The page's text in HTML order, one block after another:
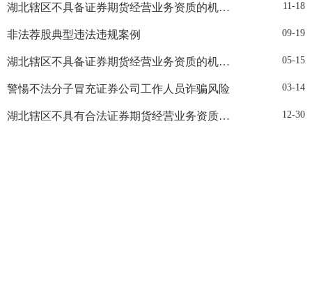
湖北辖区不具备证券期货经营业务资质的机构名单（2025年第二批） 11-18
非法荐股典型违法违规案例 09-19
湖北辖区不具备证券期货经营业务资质的机构名单（2025年第一批） 05-15
警愓不法分子冒充证券公司工作人员诈骗风险 03-14
湖北辖区不具有合法证券期货经营业务资质的机构名单 12-30